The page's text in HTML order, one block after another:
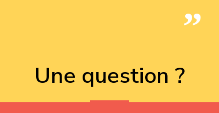
Une question ?